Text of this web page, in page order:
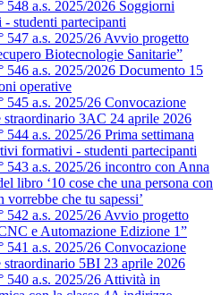
548 a.s. 2025/2026 Soggiorni
studenti partecipanti
547 a.s. 2025/26 Avvio progetto
Biotecnologie Sanitarie”
546 a.s. 2025/2026 Documento 15
operative
545 a.s. 2025/26 Convocazione
straordinario 3AC 24 aprile 2026
544 a.s. 2025/26 Prima settimana
formativi - studenti partecipanti
543 a.s. 2025/26 incontro con Anna
libro ‘10 cose che una persona con
che tu sapessi’
542 a.s. 2025/26 Avvio progetto
e Automazione Edizione 1”
541 a.s. 2025/26 Convocazione
straordinario 5BI 23 aprile 2026
540 a.s. 2025/26 Attività in